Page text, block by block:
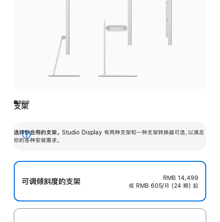
支架
选择你合用的支架。 Studio Display 有两种支架和一种支架转换器可选，以满足
你的各种安装需求。
展
可调倾斜度的支架
RMB 14,499
或 RMB 605/月 (24 期) 起